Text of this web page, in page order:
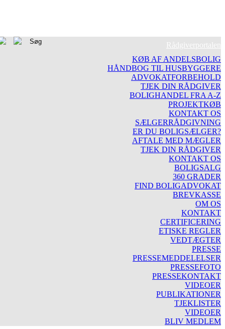
Rådgiverportalen
KØB AF ANDELSBOLIG
HÅNDBOG TIL HUSBYGGERE
ADVOKATFORBEHOLD
TJEK DIN RÅDGIVER
BOLIGHANDEL FRA A-Z
PROJEKTKØB
KONTAKT OS
SÆLGERRÅDGIVNING
ER DU BOLIGSÆLGER?
AFTALE MED MÆGLER
TJEK DIN RÅDGIVER
KONTAKT OS
BOLIGSALG
360 GRADER
FIND BOLIGADVOKAT
BREVKASSE
OM OS
KONTAKT
CERTIFICERING
ETISKE REGLER
VEDTÆGTER
PRESSE
PRESSEMEDDELELSER
PRESSEFOTO
PRESSEKONTAKT
VIDEOER
PUBLIKATIONER
TJEKLISTER
VIDEOER
BLIV MEDLEM